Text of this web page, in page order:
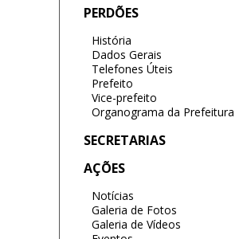
PERDÕES
História
Dados Gerais
Telefones Úteis
Prefeito
Vice-prefeito
Organograma da Prefeitura
SECRETARIAS
AÇÕES
Notícias
Galeria de Fotos
Galeria de Vídeos